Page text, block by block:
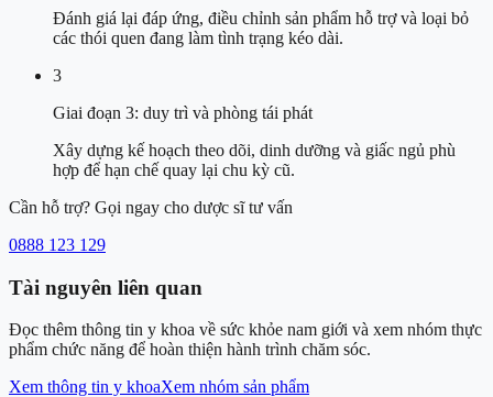
Đánh giá lại đáp ứng, điều chỉnh sản phẩm hỗ trợ và loại bỏ
các thói quen đang làm tình trạng kéo dài.
3
Giai đoạn 3: duy trì và phòng tái phát
Xây dựng kế hoạch theo dõi, dinh dưỡng và giấc ngủ phù
hợp để hạn chế quay lại chu kỳ cũ.
Cần hỗ trợ? Gọi ngay cho dược sĩ tư vấn
0888 123 129
Tài nguyên liên quan
Đọc thêm thông tin y khoa về sức khỏe nam giới và xem nhóm thực
phẩm chức năng để hoàn thiện hành trình chăm sóc.
Xem thông tin y khoaXem nhóm sản phẩm